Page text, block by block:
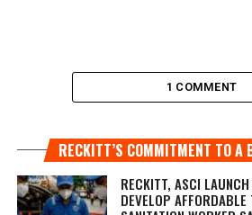
1 COMMENT
RECKITT’S COMMITMENT TO A
RECKITT, ASCI
DEVELOP